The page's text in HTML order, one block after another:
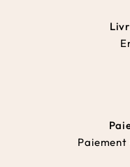
Paiement